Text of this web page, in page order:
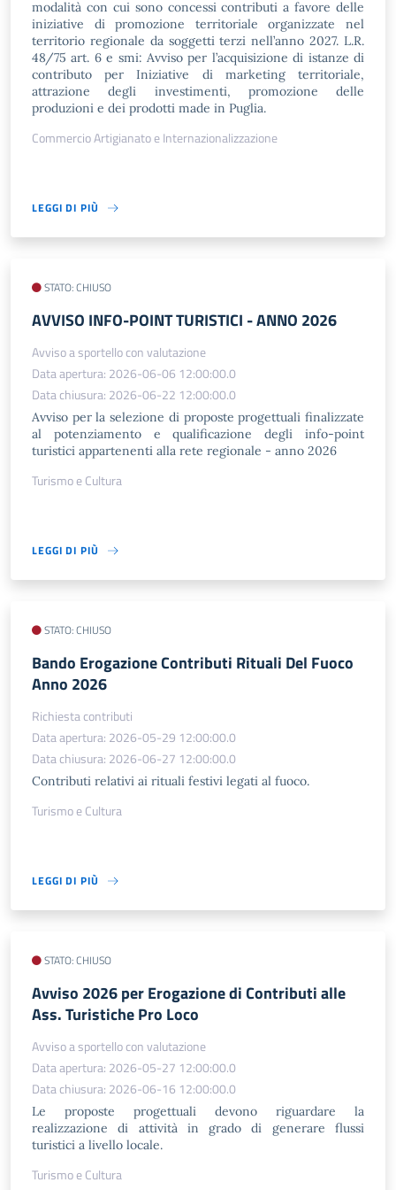
modalità con cui sono concessi contributi a favore delle
iniziative di promozione territoriale organizzate nel
territorio regionale da soggetti terzi nell’anno 2027. L.R.
48/75 art. 6 e smi: Avviso per l’acquisizione di istanze di
contributo per Iniziative di marketing territoriale,
attrazione degli investimenti, promozione delle
produzioni e dei prodotti made in Puglia.
Commercio Artigianato e Internazionalizzazione
LEGGI DI PIÙ
STATO: CHIUSO
AVVISO INFO-POINT TURISTICI - ANNO 2026
Avviso a sportello con valutazione
Data apertura: 2026-06-06 12:00:00.0
Data chiusura: 2026-06-22 12:00:00.0
Avviso per la selezione di proposte progettuali finalizzate
al potenziamento e qualificazione degli info-point
turistici appartenenti alla rete regionale - anno 2026
Turismo e Cultura
LEGGI DI PIÙ
STATO: CHIUSO
Bando Erogazione Contributi Rituali Del Fuoco
Anno 2026
Richiesta contributi
Data apertura: 2026-05-29 12:00:00.0
Data chiusura: 2026-06-27 12:00:00.0
Contributi relativi ai rituali festivi legati al fuoco.
Turismo e Cultura
LEGGI DI PIÙ
STATO: CHIUSO
Avviso 2026 per Erogazione di Contributi alle
Ass. Turistiche Pro Loco
Avviso a sportello con valutazione
Data apertura: 2026-05-27 12:00:00.0
Data chiusura: 2026-06-16 12:00:00.0
Le proposte progettuali devono riguardare la
realizzazione di attività in grado di generare flussi
turistici a livello locale.
Turismo e Cultura